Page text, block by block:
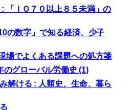
「ＩＱ７０以上８５未満」の
の数字」で知る経済、少子
場でよくある課題への処方箋
のグローバル労働史 (1)
解ける : 人類史、生命、暮ら